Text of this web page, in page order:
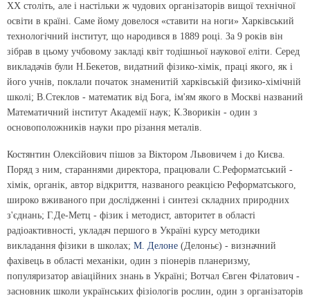
XX століть, але і настільки ж чудових організаторів вищої технічної
освіти в країні. Саме йому довелося «ставити на ноги» Харківський
технологічний інститут, що народився в 1889 році. За 9 років він
зібрав в цьому учбовому закладі квіт тодішньої наукової еліти. Серед
викладачів були Н.Бекетов, видатний фізико-хімік, праці якого, як і
його учнів, поклали початок знаменитій харківській физико-хімічній
школі; В.Стеклов - математик від Бога, ім'ям якого в Москві названий
Математичний інститут Академії наук; К.Зворикін - один з
основоположників науки про різання металів.
Костянтин Олексійович пішов за Віктором Львовичем і до Києва.
Поряд з ним, стараннями директора, працювали С.Реформатський -
хімік, органік, автор відкриття, названого реакцією Реформатського,
широко вживаного при дослідженні і синтезі складних природних
з'єднань; Г.Де-Метц - фізик і методист, авторитет в області
радіоактивності, укладач першого в Україні курсу методики
викладання фізики в школах; М. Делоне (Делоньє) - визначний
фахівець в області механіки, один з піонерів планеризму,
популяризатор авіаційних знань в Україні; Вотчал Євген Філатович -
засновник школи українських фізіологів рослин, один з організаторів